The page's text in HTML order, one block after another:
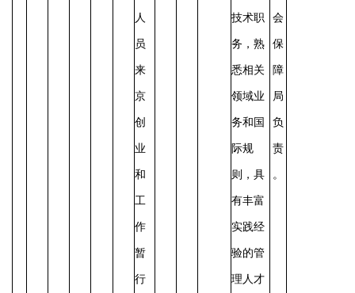
人
员
来
京
创
业
和
工
作
暂
行
技术职
务，熟
悉相关
领域业
务和国
际规
则，具
有丰富
实践经
验的管
理人才
会
保
障
局
负
责
。